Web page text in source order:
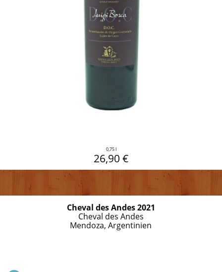
0,75 l
26,90 €
Cheval des Andes 2021
Cheval des Andes
Mendoza, Argentinien